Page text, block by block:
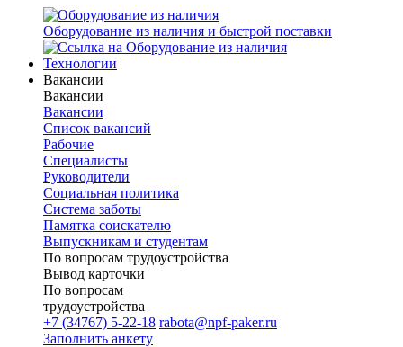
Оборудование из наличия и быстрой поставки
Технологии
Вакансии
Вакансии
Вакансии
Список вакансий
Рабочие
Специалисты
Руководители
Cоциальная политика
Система заботы
Памятка соискателю
Выпускникам и студентам
По вопросам трудоустройства
Вывод карточки
По вопросам
трудоустройства
+7 (34767) 5-22-18 rabota@npf-paker.ru
Заполнить анкету